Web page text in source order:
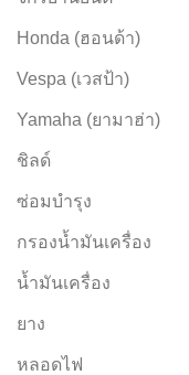
Honda (ฮอนด้า)
Vespa (เวสป้า)
Yamaha (ยามาฮ่า)
ชิลด์
ซ่อมบำรุง
กรองน้ำมันเครื่อง
น้ำมันเครื่อง
ยาง
หลอดไฟ